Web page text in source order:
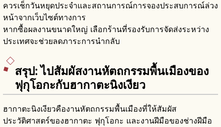
ควรเช็กวันหยุดประจำและสถานการณ์การจองประสบการณ์ล่วง
หน้าจากเว็บไซต์ทางการ
หากซื้อผลงานขนาดใหญ่ เลือกร้านที่รองรับการจัดส่งระหว่าง
ประเทศจะช่วยลดภาระการนำกลับ
สรุป: ไปสัมผัสงานหัตถกรรมพื้นเมืองของ
ฟุกุโอกะกับฮากาตะนิงเงียว
ฮากาตะนิงเงียวคืองานหัตถกรรมพื้นเมืองที่ให้สัมผัส
ประวัติศาสตร์ของฮากาตะ ฟุกุโอกะ และงานฝีมือของช่างฝีมือ